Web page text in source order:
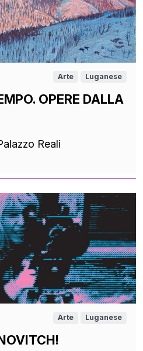
Arte Luganese
OPERE DALLA
Reali
Arte Luganese